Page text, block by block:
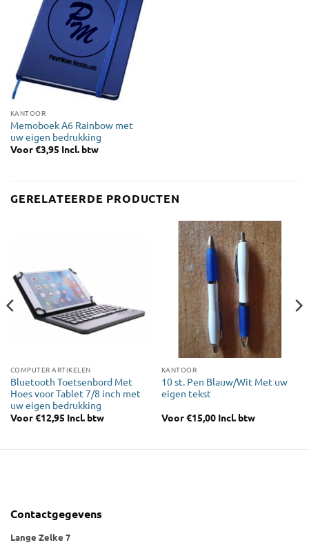
KANTOOR
Memoboek A6 Rainbow met
uw eigen bedrukking
Voor€3,95 Incl. btw
GERELATEERDE PRODUCTEN
COMPUTER ARTIKELEN
Bluetooth Toetsenbord Met
Hoes voor Tablet 7/8 inch met
uw eigen bedrukking
Voor€12,95 Incl. btw
KANTOOR
10 st. Pen Blauw/Wit Met uw
eigen tekst
Voor€15,00 Incl. btw
Contactgegevens
Lange Zelke 7